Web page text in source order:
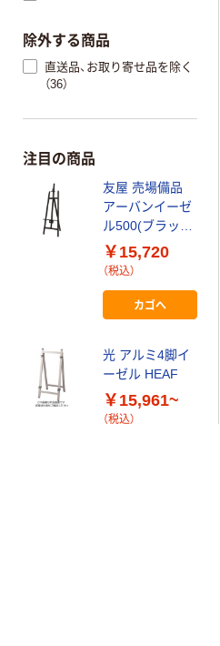
除外する商品
直送品、お取り寄せ品を除く
（36）
注目の商品
友屋 売場備品
アーバンイーゼ
ル500(ブラック)
30152*** 1ケー
ス(1個)（直送品）
￥15,720
（税込）
カゴへ
光 アルミ4脚イ
ーゼル HEAF
￥15,961~
（税込）